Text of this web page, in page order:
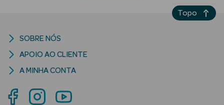
Rosto
Criança
SOBRE NÓS
APOIO AO CLIENTE
A MINHA CONTA
Topo